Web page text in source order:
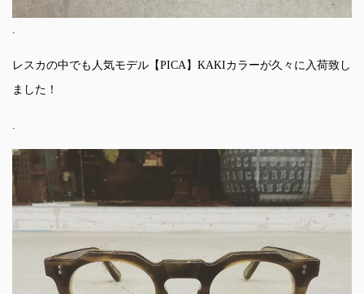
レスカの中でも人気モデル【PICA】KAKIカラーが久々に入荷致し
ました！